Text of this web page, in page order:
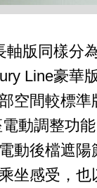
版同樣分
Line豪華
空間較標準
動調整功
動後檔遮
坐感受，